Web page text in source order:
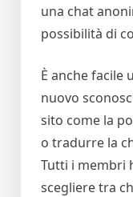
una chat
possibilità di
È anche facile
nuovo
sito come la
o tradurre la
Tutti i membri
scegliere tra